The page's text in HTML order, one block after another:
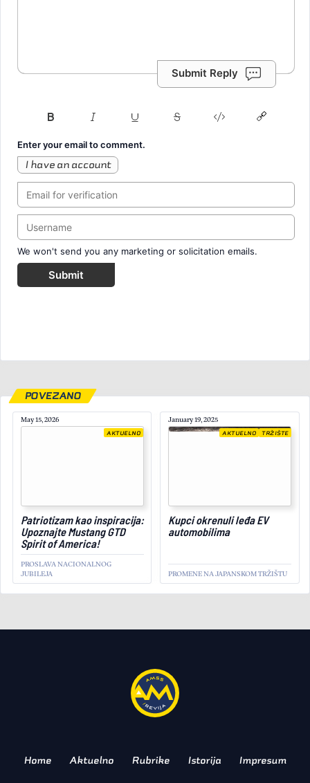
Submit Reply
Enter your email to comment.
I have an account
We won't send you any marketing or solicitation emails.
Submit
POVEZANO
May 15, 2026
Patriotizam kao inspiracija:
Upoznajte Mustang GTD
Spirit of America!
PROSLAVA NACIONALNOG
JUBILEJA
AKTUELNO
January 19, 2025
Kupci okrenuli leđa EV
automobilima
PROMENE NA JAPANSKOM TRŽIŠTU
AKTUELNO TRŽIŠTE
September 4, 2025
koncepte!
Home Aktuelno Rubrike Istorija Impresum